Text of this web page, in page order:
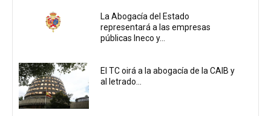
La Abogacía del Estado
representará a las empresas
públicas Ineco y...
El TC oirá a la abogacía de la CAIB y
al letrado...